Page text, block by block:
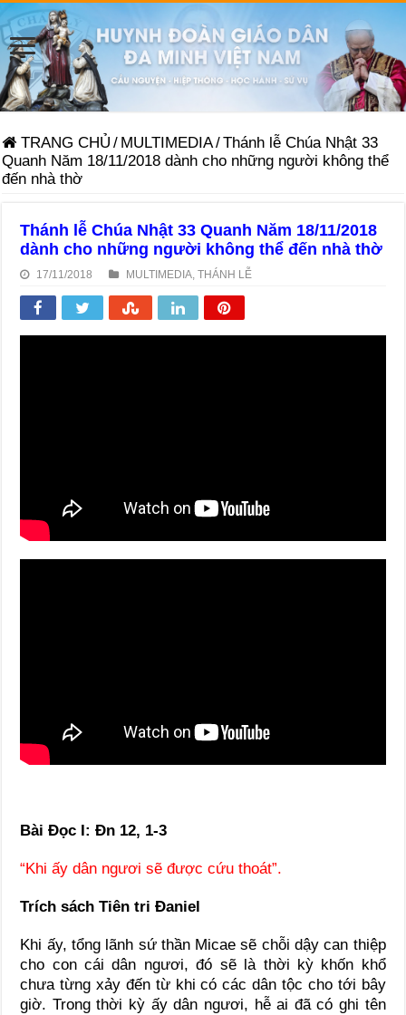
TRANG CHỦ / MULTIMEDIA/Thánh lễ Chúa Nhật 33
Quanh Năm 18/11/2018 dành cho những người không thể
đến nhà thờ
Thánh lễ Chúa Nhật 33 Quanh Năm 18/11/2018
dành cho những người không thể đến nhà thờ
17/11/2018 MULTIMEDIA ,THÁNH LỄ
Bài Ðọc I: Ðn 12, 1-3
“Khi ấy dân ngươi sẽ được cứu thoát”.
Trích sách Tiên tri Ðaniel
Khi ấy, tổng lãnh sứ thần Micae sẽ chỗi dậy can thiệp
cho con cái dân ngươi, đó sẽ là thời kỳ khốn khổ
chưa từng xảy đến từ khi có các dân tộc cho tới bây
giờ. Trong thời kỳ ấy dân ngươi, hễ ai đã có ghi tên